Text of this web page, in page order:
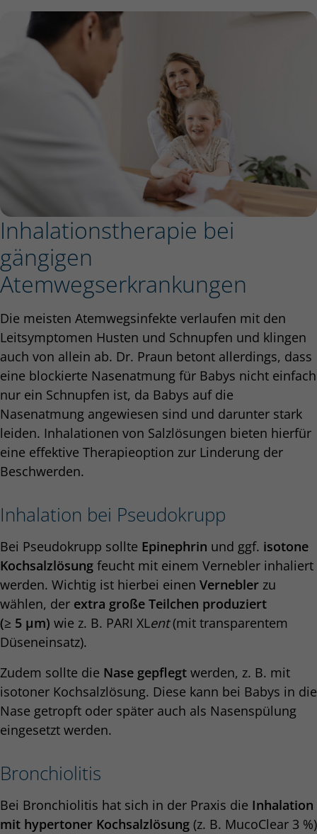
Inhalationstherapie bei
gängigen
Atemwegserkrankungen
Die meisten Atemwegsinfekte verlaufen mit den
Leitsymptomen Husten und Schnupfen und klingen
auch von allein ab. Dr. Praun betont allerdings, dass
eine blockierte Nasenatmung für Babys nicht einfach
nur ein Schnupfen ist, da Babys auf die
Nasenatmung angewiesen sind und darunter stark
leiden. Inhalationen von Salzlösungen bieten hierfür
eine effektive Therapieoption zur Linderung der
Beschwerden.
Inhalation bei Pseudokrupp
Bei Pseudokrupp sollte Epinephrin und ggf. isotone
Kochsalzlösung feucht mit einem Vernebler inhaliert
werden. Wichtig ist hierbei einen Vernebler zu
wählen, der extra große Teilchen produziert
(≥ 5 µm) wie z. B. PARI XLent(mit transparentem
Düseneinsatz).
Zudem sollte die Nase gepflegt werden, z. B. mit
isotoner Kochsalzlösung. Diese kann bei Babys in die
Nase getropft oder später auch als Nasenspülung
eingesetzt werden.
Bronchiolitis
Bei Bronchiolitis hat sich in der Praxis die Inhalation
mit hypertoner Kochsalzlösung (z. B. MucoClear 3 %)